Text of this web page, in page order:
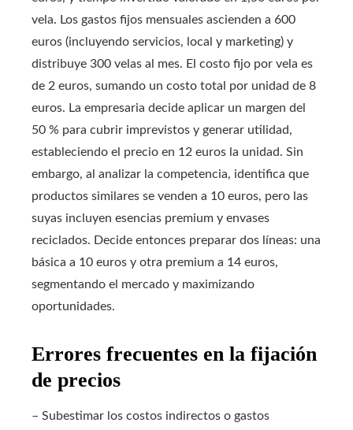
vela. Los gastos fijos mensuales ascienden a 600
euros (incluyendo servicios, local y marketing) y
distribuye 300 velas al mes. El costo fijo por vela es
de 2 euros, sumando un costo total por unidad de 8
euros. La empresaria decide aplicar un margen del
50 % para cubrir imprevistos y generar utilidad,
estableciendo el precio en 12 euros la unidad. Sin
embargo, al analizar la competencia, identifica que
productos similares se venden a 10 euros, pero las
suyas incluyen esencias premium y envases
reciclados. Decide entonces preparar dos líneas: una
básica a 10 euros y otra premium a 14 euros,
segmentando el mercado y maximizando
oportunidades.
Errores frecuentes en la fijación
de precios
– Subestimar los costos indirectos o gastos